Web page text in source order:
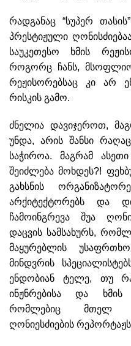
რადგანაც “სუპერ
პრესტიჟული
საუკეთესო ხმის
როგორც ჩანს,
რეჟისორებსაც კი არ
რისკის გამო.
ძნელია დავიჯეროთ,
უნდა, არის შანსი
საჭიროა. მაგრამ
შეიძლება მოხდეს?!
გახსნის
არქიტექტორებს და
ჩამოინგრევა შუა
დაცვის სამსახურს,
მაყურებლის
მინდვრის
ენდობიან ტელე, თუ
ინჟნრებისა და ხმის
რომლებიც მთელ
ღონიესძიების